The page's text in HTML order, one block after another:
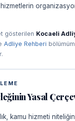
gösterilen Kocaeli
Adliye Rehberi
Yasal
kamu hizmeti